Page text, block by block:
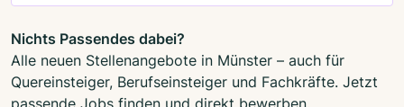
Nichts Passendes dabei?
Alle neuen Stellenangebote in Münster – auch für
Quereinsteiger, Berufseinsteiger und Fachkräfte. Jetzt
passende Jobs finden und direkt bewerben.